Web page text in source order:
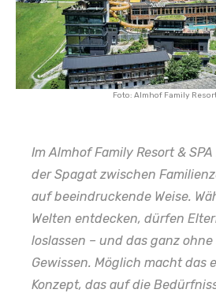
Foto: Almhof Family Resort
Im Almhof Family Resort &
der Spagat zwischen
auf beeindruckende Weise.
Welten entdecken, dürfen
loslassen – und das ganz
Gewissen. Möglich macht das
Konzept, das auf die